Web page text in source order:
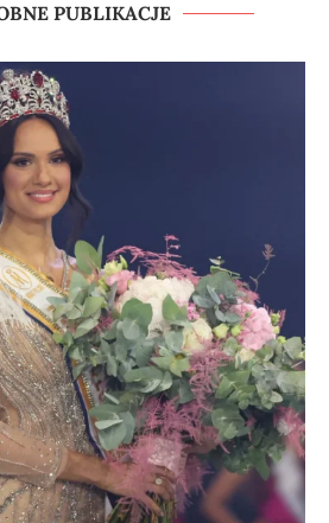
PUBLIKACJE